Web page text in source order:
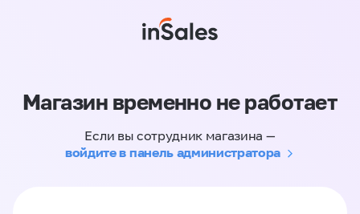
Магазин временно не работает
Если вы сотрудник магазина —
войдите в панель администратора